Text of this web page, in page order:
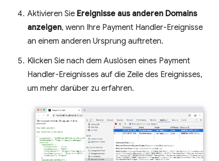
Aktivieren Sie Ereignisse aus anderen Domains
anzeigen, wenn Ihre Payment Handler-Ereignisse
an einem anderen Ursprung auftreten.
Klicken Sie nach dem Auslösen eines Payment
Handler-Ereignisses auf die Zeile des Ereignisses,
um mehr darüber zu erfahren.